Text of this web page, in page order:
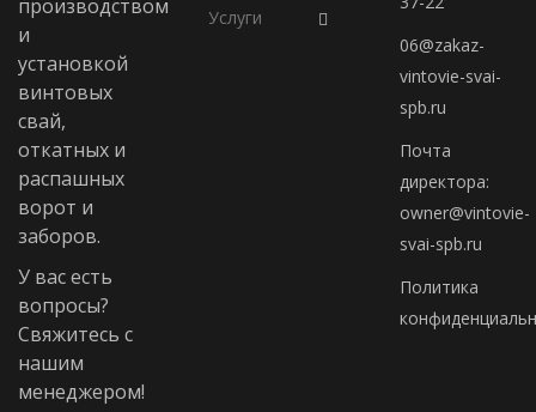
производством
и
установкой
винтовых
свай,
откатных и
распашных
ворот и
заборов.
У вас есть
вопросы?
Свяжитесь с
нашим
менеджером!
Услуги
06@zakaz-
vintovie-svai-
spb.ru
Почта
директора:
owner@vintovie-
svai-spb.ru
Политика